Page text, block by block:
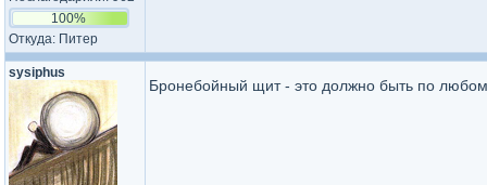
100%
Откуда: Питер
sysiphus
Бронебойный щит - это должно быть по